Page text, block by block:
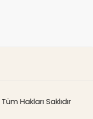
Tüm Hakları Saklıdır